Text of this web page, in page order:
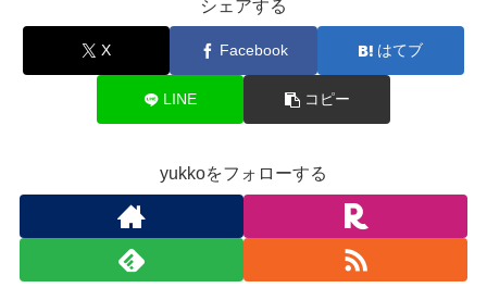
シェアする
X Facebook はてブ
LINE コピー
yukkoをフォローする